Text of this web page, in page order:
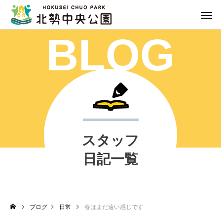
BLOG
スタッフ
日記一覧
ブログ 日常 春はまだ遠い感じです